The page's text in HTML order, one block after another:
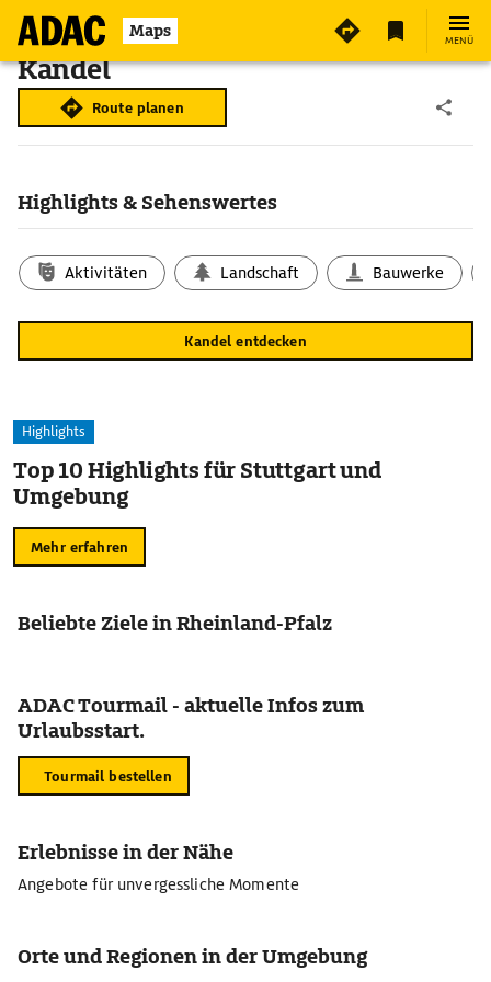
Maps MENÜ
Kandel
Route planen
Highlights & Sehenswertes
Aktivitäten Landschaft Bauwerke
Kandel entdecken
Highlights
Top 10 Highlights für Stuttgart und
Umgebung
Mehr erfahren
Beliebte Ziele in Rheinland-Pfalz
ADAC Tourmail - aktuelle Infos zum
Urlaubsstart.
Tourmail bestellen
Erlebnisse in der Nähe
Angebote für unvergessliche Momente
Orte und Regionen in der Umgebung